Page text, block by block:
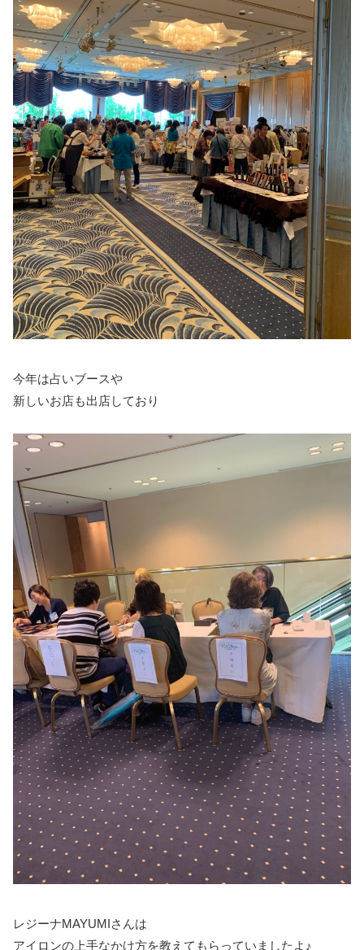
今年は占いブースや
新しいお店も出店しており
レジーナMAYUMIさんは
アイロンの上手なかけ方を教えてもらっていましたよ♪